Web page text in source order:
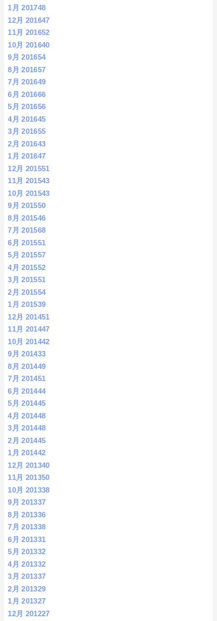
1月 201748
12月 201647
11月 201652
10月 201640
9月 201654
8月 201657
7月 201649
6月 201666
5月 201656
4月 201645
3月 201655
2月 201643
1月 201647
12月 201551
11月 201543
10月 201543
9月 201550
8月 201546
7月 201568
6月 201551
5月 201557
4月 201552
3月 201551
2月 201554
1月 201539
12月 201451
11月 201447
10月 201442
9月 201433
8月 201449
7月 201451
6月 201444
5月 201445
4月 201448
3月 201448
2月 201445
1月 201442
12月 201340
11月 201350
10月 201338
9月 201337
8月 201336
7月 201338
6月 201331
5月 201332
4月 201332
3月 201337
2月 201329
1月 201327
12月 201227